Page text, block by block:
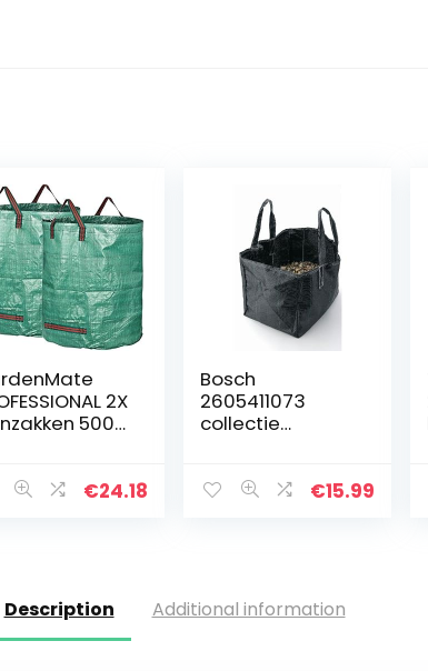
2X
500L
(PP)
€24.18
Bosch
2605411073
collectie
versnipperaars
€15.99
Description Additional information